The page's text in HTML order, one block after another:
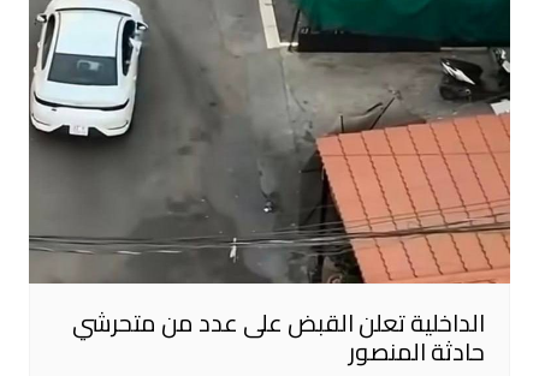
الداخلية تعلن القبض على عدد من متحرشي
حادثة المنصور